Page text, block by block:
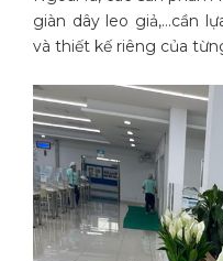
giàn dây leo giả,…cần
và thiết kế riêng của